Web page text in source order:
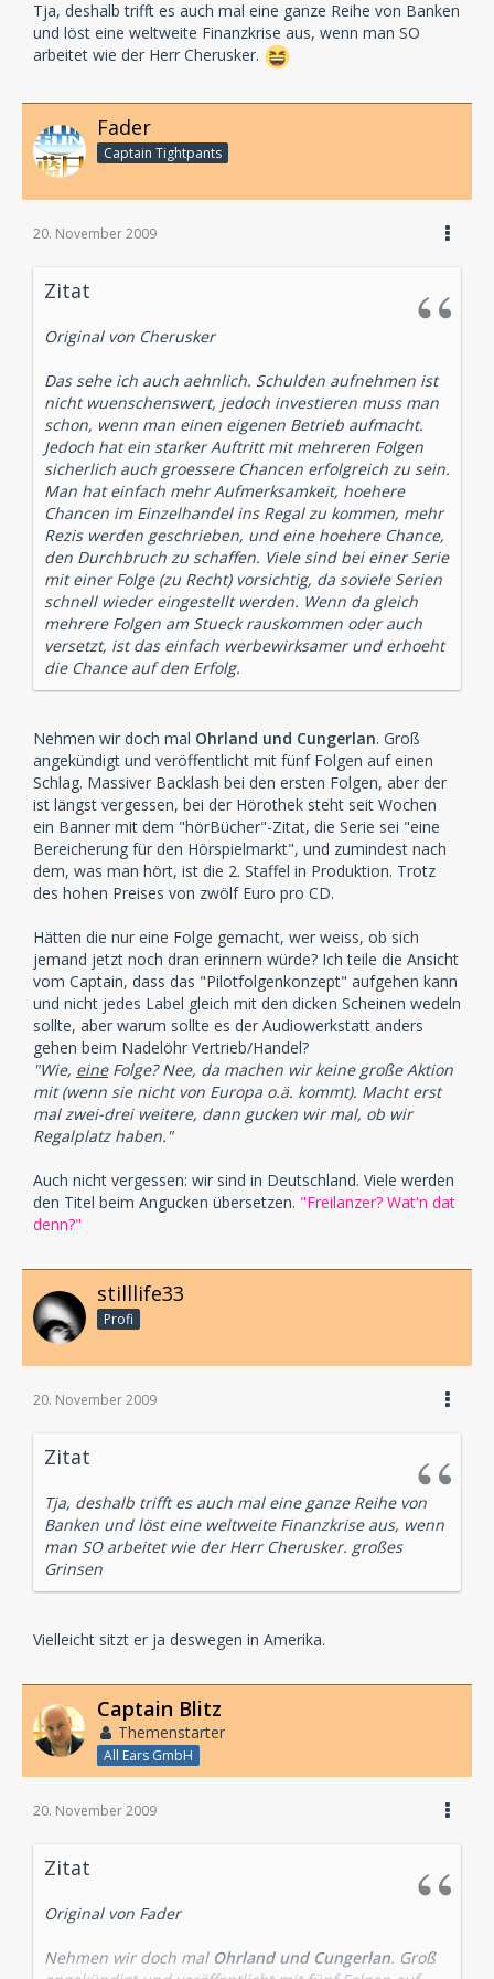
Tja, deshalb trifft es auch mal eine ganze Reihe von Banken
und löst eine weltweite Finanzkrise aus, wenn man SO
arbeitet wie der Herr Cherusker.
Fader
Captain Tightpants
20. November 2009
Zitat
Original von Cherusker
Das sehe ich auch aehnlich. Schulden aufnehmen ist
nicht wuenschenswert, jedoch investieren muss man
schon, wenn man einen eigenen Betrieb aufmacht.
Jedoch hat ein starker Auftritt mit mehreren Folgen
sicherlich auch groessere Chancen erfolgreich zu sein.
Man hat einfach mehr Aufmerksamkeit, hoehere
Chancen im Einzelhandel ins Regal zu kommen, mehr
Rezis werden geschrieben, und eine hoehere Chance,
den Durchbruch zu schaffen. Viele sind bei einer Serie
mit einer Folge (zu Recht) vorsichtig, da soviele Serien
schnell wieder eingestellt werden. Wenn da gleich
mehrere Folgen am Stueck rauskommen oder auch
versetzt, ist das einfach werbewirksamer und erhoeht
die Chance auf den Erfolg.
Nehmen wir doch mal Ohrland und Cungerlan. Groß
angekündigt und veröffentlicht mit fünf Folgen auf einen
Schlag. Massiver Backlash bei den ersten Folgen, aber der
ist längst vergessen, bei der Hörothek steht seit Wochen
ein Banner mit dem "hörBücher"-Zitat, die Serie sei "eine
Bereicherung für den Hörspielmarkt", und zumindest nach
dem, was man hört, ist die 2. Staffel in Produktion. Trotz
des hohen Preises von zwölf Euro pro CD.
Hätten die nur eine Folge gemacht, wer weiss, ob sich
jemand jetzt noch dran erinnern würde? Ich teile die Ansicht
vom Captain, dass das "Pilotfolgenkonzept" aufgehen kann
und nicht jedes Label gleich mit den dicken Scheinen wedeln
sollte, aber warum sollte es der Audiowerkstatt anders
gehen beim Nadelöhr Vertrieb/Handel?
"Wie, eineFolge? Nee, da machen wir keine große Aktion
mit (wenn sie nicht von Europa o.ä. kommt). Macht erst
mal zwei-drei weitere, dann gucken wir mal, ob wir
Regalplatz haben."
Auch nicht vergessen: wir sind in Deutschland. Viele werden
den Titel beim Angucken übersetzen. "Freilanzer? Wat'n dat
denn?"
stilllife33
Profi
20. November 2009
Zitat
Tja, deshalb trifft es auch mal eine ganze Reihe von
Banken und löst eine weltweite Finanzkrise aus, wenn
man SO arbeitet wie der Herr Cherusker. großes
Grinsen
Vielleicht sitzt er ja deswegen in Amerika.
Captain Blitz
Themenstarter
All Ears GmbH
20. November 2009
Zitat
Original von Fader
Nehmen wir doch mal Ohrland und Cungerlan. Groß